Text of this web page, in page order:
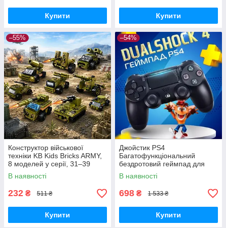
Купити Купити
–55%
Конструктор військової
техніки KB Kids Bricks ARMY,
8 моделей у серії, 31–39
деталей, 6+
В наявності
232 ₴ 511 ₴
Купити
–54%
Джойстик PS4
Багатофункціональний
бездротовий геймпад для
Bluetooth-консолі з подвійною
вібрацією DualShock 4 V3.5
PlayStation 4,
В наявності
698 ₴ 1 533 ₴
Купити